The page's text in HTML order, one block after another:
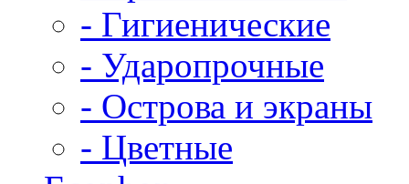
- Гигиенические
- Ударопрочные
- Острова и экраны
- Цветные